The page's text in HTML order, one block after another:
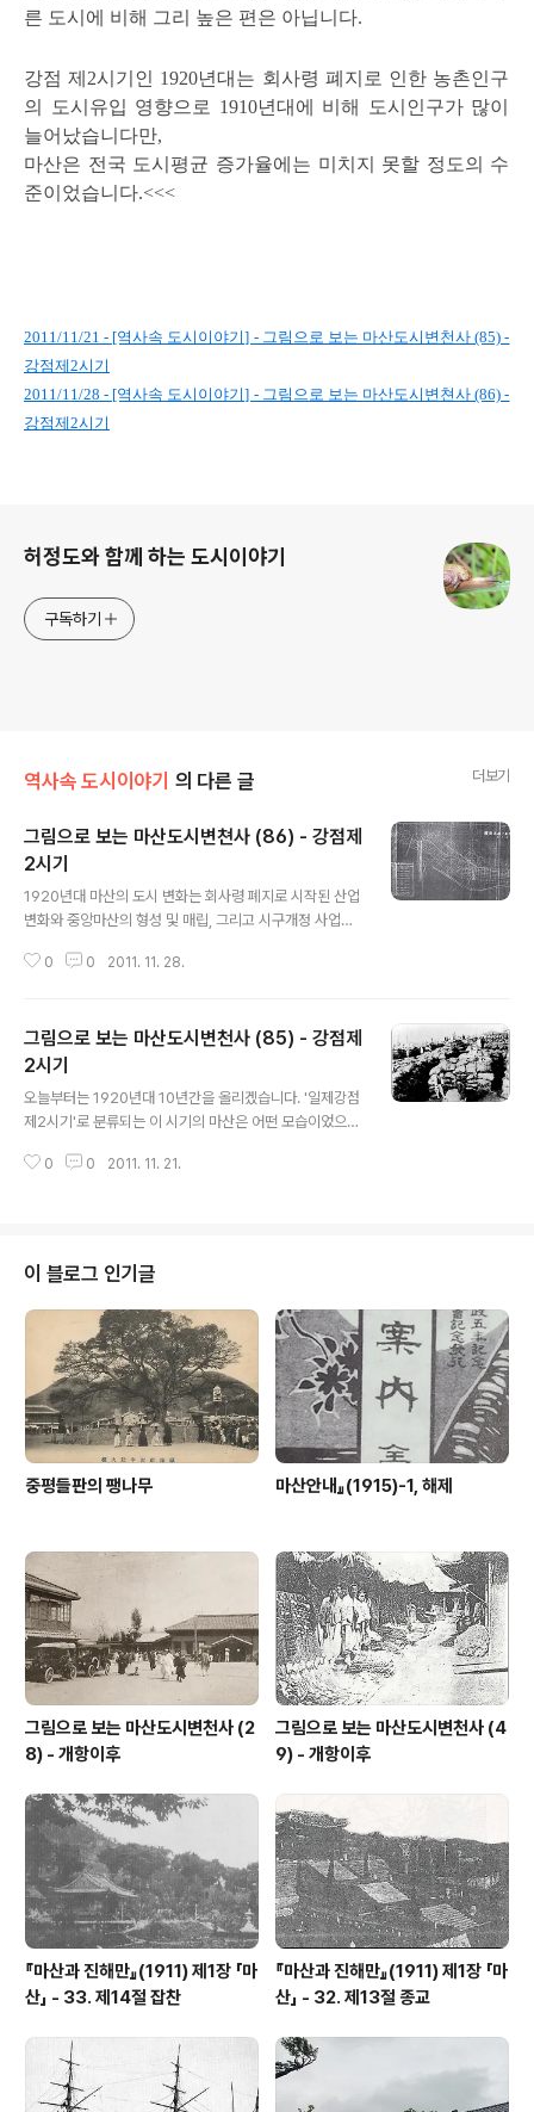
른 도시에 비해 그리 높은 편은 아닙니다.
강점 제2시기인 1920년대는 회사령 폐지로 인한 농촌인구
의 도시유입 영향으로 1910년대에 비해 도시인구가 많이
늘어났습니다만,
마산은 전국 도시평균 증가율에는 미치지 못할 정도의 수
준이었습니다.<<<
2011/11/21 - [역사속 도시이야기] - 그림으로 보는 마산도시변천사 (85) -
강점제2시기
2011/11/28 - [역사속 도시이야기] - 그림으로 보는 마산도시변쳔사 (86) -
강점제2시기
허정도와 함께 하는 도시이야기
구독하기
역사속 도시이야기 의 다른 글 더보기
그림으로 보는 마산도시변쳔사 (86) - 강점제
2시기
1920년대 마산의 도시 변화는 회사령 폐지로 시작된 산업
변화와 중앙마산의 형성 및 매립, 그리고 시구개정 사업으
흐름입니다. 1923년 9월 1일 동경과 요코하마를 비롯한
연히 동경과 요코하마 및 관동지방 일대를 잿더미로 만들
었습니다. 가옥을 비롯한 지상시설물을 도괴(倒壞)시켰을
뿐 아니라 해일(海溢)과 3일간 계속된 대 화재로 피해가
막심했습니다. 사망91,344명 행방불명13,275명 부상5
1,074명 가옥전소38,090채 가옥반소517채 전궤(全潰)
83,819채 반궤(半潰)91,233채 유실1,390채였습니다.
0 0 2011. 11. 28.
그림으로 보는 마산도시변천사 (85) - 강점제
2시기
오늘부터는 1920년대 10년간을 올리겠습니다. '일제강점
제2시기'로 분류되는 이 시기의 마산은 어떤 모습이었으며
품시장 및 원료공급지, 특히 식량공급지로 산업구조가 재
적으로는 산미증식계획이 강행되었습니다. 「문화정치」라는
말은 1919년 8월 12일 제3대 조선총독으로 임명된 재등
(齋藤)이 서울에 부임해 온 다음 날, 즉 9월 3일 아침에 내
린 훈시 중에서 8월 19일에 있었던 관제개혁과 헌병경찰
폐지, 복제(服制) 폐지 등을 언급하면서 「이는 요컨대 문화
적 제도의 혁신에 의하여..
0 0 2011. 11. 21.
이 블로그 인기글
중평들판의 팽나무 마산안내』(1915)-1, 해제
그림으로 보는 마산도시변천사 (2
8) - 개항이후
그림으로 보는 마산도시변천사 (4
9) - 개항이후
『마산과 진해만』(1911) 제1장 「마
산」 - 33. 제14절 잡찬
『마산과 진해만』(1911) 제1장 「마
산」 - 32. 제13절 종교